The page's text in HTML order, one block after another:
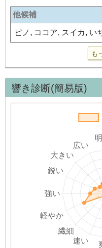
他候補
ピノ, ココア, スイカ, い
も
響き診断(簡易版)